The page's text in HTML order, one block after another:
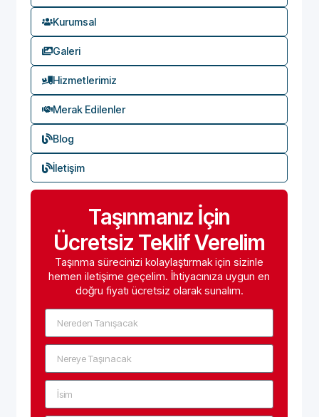
Kurumsal
Galeri
Hizmetlerimiz
Merak Edilenler
Blog
İletişim
Taşınmanız İçin
Ücretsiz Teklif Verelim
Taşınma sürecinizi kolaylaştırmak için sizinle
hemen iletişime geçelim. İhtiyacınıza uygun en
doğru fiyatı ücretsiz olarak sunalım.